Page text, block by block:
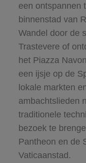
een ontspannen
binnenstad van
Wandel door de
Trastevere of
het Piazza
een ijsje op de
lokale markten
ambachtslieden
traditionele
bezoek te
Pantheon en de
Vaticaanstad.